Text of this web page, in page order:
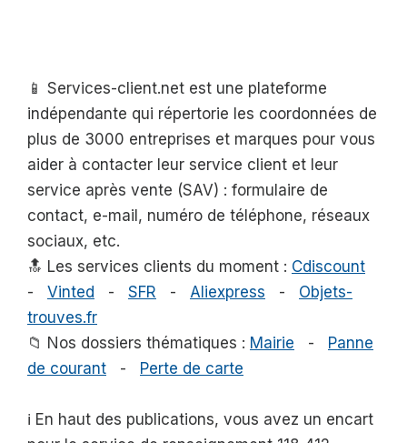
📱 Services-client.net est une plateforme
indépendante qui répertorie les coordonnées de
plus de 3000 entreprises et marques pour vous
aider à contacter leur service client et leur
service après vente (SAV) : formulaire de
contact, e-mail, numéro de téléphone, réseaux
sociaux, etc.
🔝 Les services clients du moment : Cdiscount
- Vinted - SFR - Aliexpress - Objets-
trouves.fr
📁 Nos dossiers thématiques : Mairie - Panne
de courant - Perte de carte
ℹ️ En haut des publications, vous avez un encart